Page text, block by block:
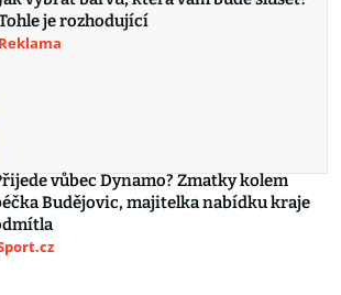
je rozhodující
Reklama
vůbec Dynamo? Zmatky kolem
Budějovic, majitelka nabídku kraje